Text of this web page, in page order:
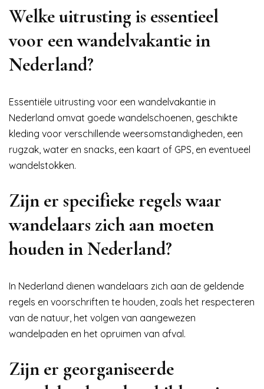
Welke uitrusting is essentieel
voor een wandelvakantie in
Nederland?
Essentiële uitrusting voor een wandelvakantie in
Nederland omvat goede wandelschoenen, geschikte
kleding voor verschillende weersomstandigheden, een
rugzak, water en snacks, een kaart of GPS, en eventueel
wandelstokken.
Zijn er specifieke regels waar
wandelaars zich aan moeten
houden in Nederland?
In Nederland dienen wandelaars zich aan de geldende
regels en voorschriften te houden, zoals het respecteren
van de natuur, het volgen van aangewezen
wandelpaden en het opruimen van afval.
Zijn er georganiseerde